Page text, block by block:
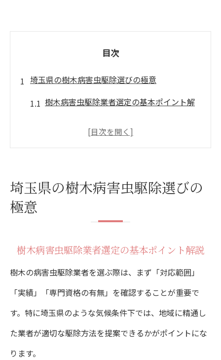
目次
埼玉県の樹木病害虫駆除選びの極意
樹木病害虫駆除業者選定の基本ポイント解
信頼できる樹木病害虫駆除業者の見極め方
樹木病害虫駆除業者の選び方と相談のコツ
手堅く選ぶ樹木病害虫駆除のポイント
樹木病害虫駆除の費用体系と確認すべき点
見積もり時に押さえるべき樹木病害虫駆除
の基準
埼玉県の樹木病害虫駆除選びの
極意
樹木病害虫駆除業者選定の基本ポイント解説
樹木の病害虫駆除業者を選ぶ際は、まず「対応範囲」
「実績」「専門資格の有無」を確認することが重要で
す。特に埼玉県のような気候条件下では、地域に精通し
た業者が適切な駆除方法を提案できるかがポイントにな
ります。